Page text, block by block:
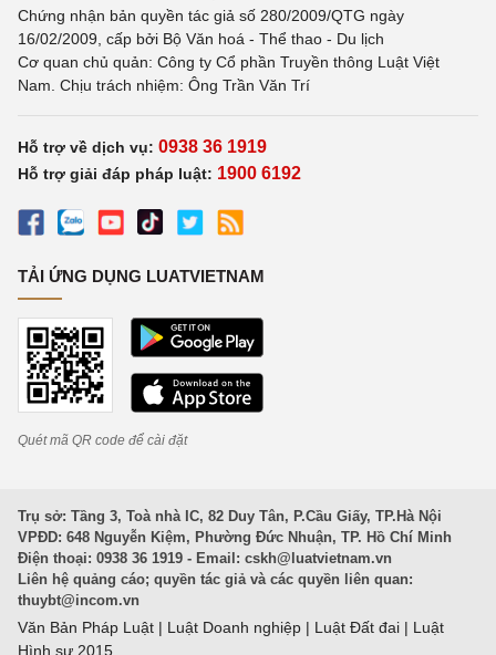
Chứng nhận bản quyền tác giả số 280/2009/QTG ngày
16/02/2009, cấp bởi Bộ Văn hoá - Thể thao - Du lịch
Cơ quan chủ quản: Công ty Cổ phần Truyền thông Luật Việt
Nam. Chịu trách nhiệm: Ông Trần Văn Trí
Hỗ trợ về dịch vụ: 0938 36 1919
Hỗ trợ giải đáp pháp luật: 1900 6192
TẢI ỨNG DỤNG LUATVIETNAM
Quét mã QR code để cài đặt
Trụ sở: Tầng 3, Toà nhà IC, 82 Duy Tân, P.Cầu Giấy, TP.Hà Nội
VPĐD: 648 Nguyễn Kiệm, Phường Đức Nhuận, TP. Hồ Chí Minh
Điện thoại: 0938 36 1919 - Email: cskh@luatvietnam.vn
Liên hệ quảng cáo; quyền tác giả và các quyền liên quan:
thuybt@incom.vn
Văn Bản Pháp Luật | Luật Doanh nghiệp | Luật Đất đai | Luật
Hình sự 2015